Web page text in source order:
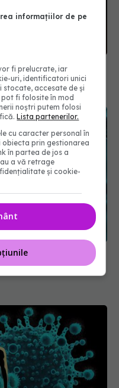
Creștere de cel
deceselor
severe,
pe termen
informațiilor de pe
fi prelucrate, iar
uri, identificatori unici
accesate de și
fi folosite în mod
noștri putem folosi
Lista partenerilor.
cu caracter personal în
prin gestionarea
în partea de jos a
a vă retrage
și cookie-